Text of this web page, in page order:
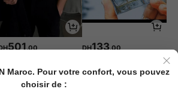
501.00 DH133.00
Maroc. Pour votre confort, vous pouvez
choisir de :